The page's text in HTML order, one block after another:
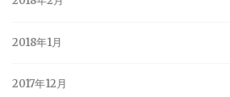
2018年1月
2017年12月